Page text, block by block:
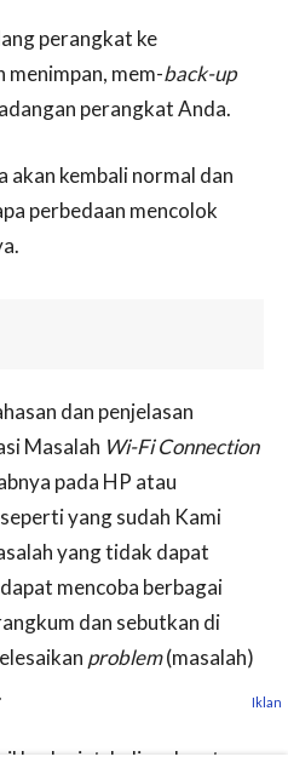
perangkat ke
mem-back-up
perangkat Anda.
akan kembali normal dan
perbedaan mencolok
dan penjelasan
Masalah Wi-Fi Connection
pada HP atau
yang sudah Kami
yang tidak dapat
mencoba berbagai
dan sebutkan di
problem(masalah)
berlanjut, kalian dapat
Iklan